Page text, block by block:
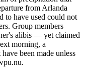
from Arlanda
to have used could not
Group members
alibis — yet claimed
morning, a
been made unless